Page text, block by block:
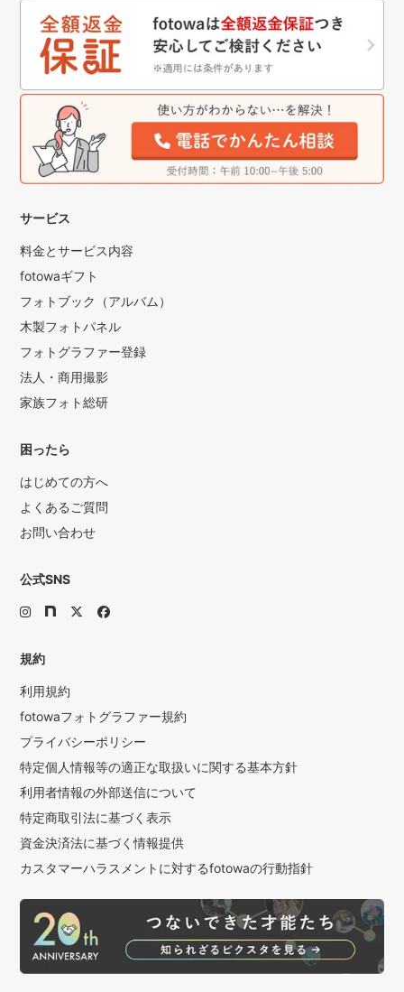
サービス
料金とサービス内容
fotowaギフト
フォトブック（アルバム）
木製フォトパネル
フォトグラファー登録
法人・商用撮影
家族フォト総研
困ったら
はじめての方へ
よくあるご質問
お問い合わせ
公式SNS
規約
利用規約
fotowaフォトグラファー規約
プライバシーポリシー
特定個人情報等の適正な取扱いに関する基本方針
利用者情報の外部送信について
特定商取引法に基づく表示
資金決済法に基づく情報提供
カスタマーハラスメントに対するfotowaの行動指針